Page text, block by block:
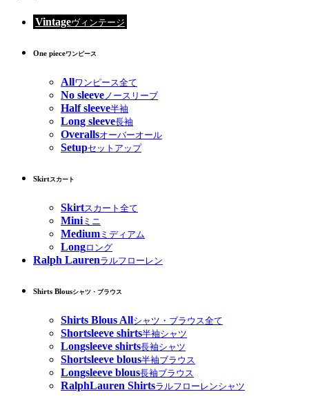
Vintageヴィンテージ
One pieceワンピース
Allワンピース全て
No sleeveノースリーブ
Half sleeve半袖
Long sleeve長袖
Overallsオーバーオール
Setupセットアップ
Skirtスカート
Skirtスカート全て
Miniミニ
Medium ミディアム
Longロング
Ralph Laurenラルフローレン
Shirts Blousシャツ・ブラウス
Shirts Blous Allシャツ・ブラウス全て
Shortsleeve shirts半袖シャツ
Longsleeve shirts長袖シャツ
Shortsleeve blous半袖ブラウス
Longsleeve blous長袖ブラウス
RalphLauren Shirtsラルフローレンシャツ